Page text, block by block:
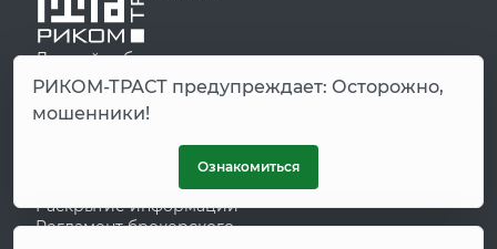
Личный кабинет
Демо-счет
Старая версия сайта
Старый личный кабинет
Раскрытие информации
Регламент брокерского
РИКОМ-ТРАСТ предупреждает: Осторожно,
мошенники!
Ознакомиться